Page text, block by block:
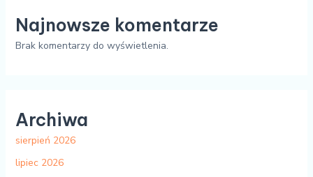
Najnowsze komentarze
Brak komentarzy do wyświetlenia.
Archiwa
sierpień 2026
lipiec 2026